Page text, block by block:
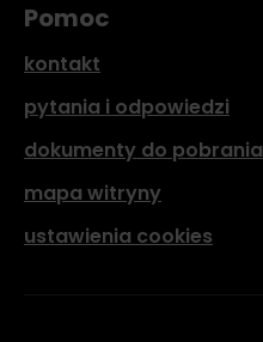
Pomoc
kontakt
pytania i odpowiedzi
dokumenty do pobrania
mapa witryny
ustawienia cookies